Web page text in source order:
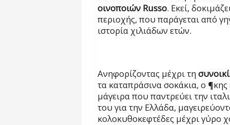
οινοποιών Russo. Εκεί,
περιοχής, που παράγεται από
ιστορία χιλιάδων ετών.
Ανηφορίζοντας μέχρι τη
τα καταπράσινα σοκάκια, ο
μάγειρα που παντρεύει την
του για την Ελλάδα,
κολοκυθοκεφτέδες μέχρι γύρο